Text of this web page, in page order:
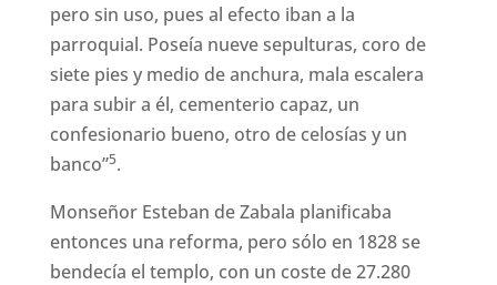
pero sin uso, pues al efecto iban a la
parroquial. Poseía nueve sepulturas, coro de
siete pies y medio de anchura, mala escalera
para subir a él, cementerio capaz, un
confesionario bueno, otro de celosías y un
banco”5.
Monseñor Esteban de Zabala planificaba
entonces una reforma, pero sólo en 1828 se
bendecía el templo, con un coste de 27.280